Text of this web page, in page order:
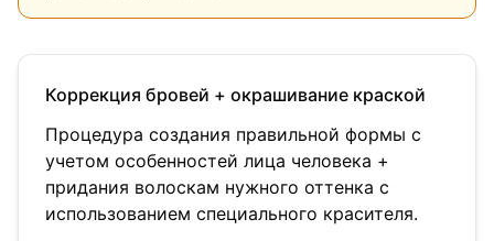
Коррекция бровей + окрашивание краской
Процедура создания правильной формы с
учетом особенностей лица человека +
придания волоскам нужного оттенка с
использованием специального красителя.